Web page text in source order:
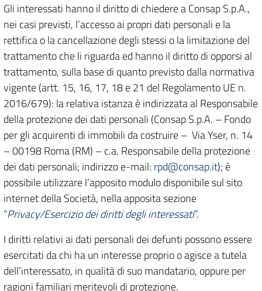
Gli interessati hanno il diritto di chiedere a Consap S.p.A.,
nei casi previsti, l‘accesso ai propri dati personali e la
rettifica o la cancellazione degli stessi o la limitazione del
trattamento che li riguarda ed hanno il diritto di opporsi al
trattamento, sulla base di quanto previsto dalla normativa
vigente (artt. 15, 16, 17, 18 e 21 del Regolamento UE n.
2016/679): la relativa istanza è indirizzata al Responsabile
della protezione dei dati personali (Consap S.p.A. – Fondo
per gli acquirenti di immobili da costruire – Via Yser, n. 14
– 00198 Roma (RM) – c.a. Responsabile della protezione
dei dati personali; indirizzo e-mail: rpd@consap.it); è
possibile utilizzare l’apposito modulo disponibile sul sito
internet della Società, nella apposita sezione
“Privacy/Esercizio dei diritti degli interessati”.
I diritti relativi ai dati personali dei defunti possono essere
esercitati da chi ha un interesse proprio o agisce a tutela
dell’interessato, in qualità di suo mandatario, oppure per
ragioni familiari meritevoli di protezione.